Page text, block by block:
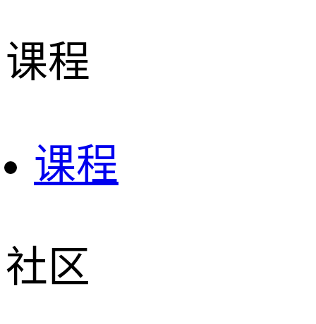
课程
课程
社区